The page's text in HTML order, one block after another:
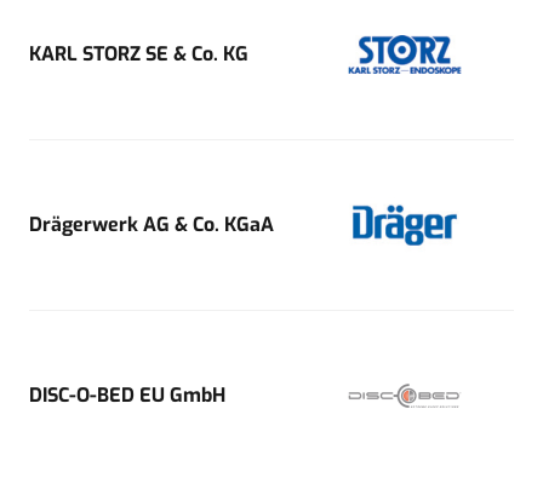
KARL STORZ SE & Co. KG
Drägerwerk AG & Co. KGaA
DISC-O-BED EU GmbH